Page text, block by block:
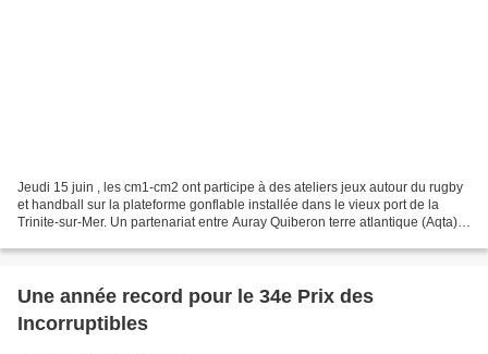
Jeudi 15 juin , les cm1-cm2 ont participe à des ateliers jeux autour du rugby
et handball sur la plateforme gonflable installée dans le vieux port de la
Trinite-sur-Mer. Un partenariat entre Auray Quiberon terre atlantique (Aqta)
Une année record pour le 34e Prix des
Incorruptibles